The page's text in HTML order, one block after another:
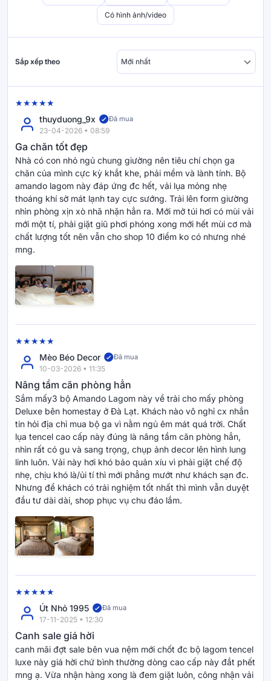
Có hình ảnh/video
Sắp xếp theo
thuyduong_9x Đã mua
23-04-2026 • 08:59
Ga chăn tốt đẹp
Nhà có con nhỏ ngủ chung giường nên tiêu chí chọn ga
chăn của mình cực kỳ khắt khe, phải mềm và lành tính. Bộ
amando lagom này đáp ứng đc hết, vải lụa mỏng nhẹ
thoáng khí sờ mát lạnh tay cực sướng. Trải lên form giường
nhìn phòng xịn xò nhã nhặn hẳn ra. Mới mở túi hơi có mùi vải
mới một tí, phải giặt giũ phơi phóng xong mới hết mùi cơ mà
chất lượng tốt nên vẫn cho shop 10 điểm ko có nhưng nhé
mng.
Mèo Béo Decor Đã mua
10-03-2026 • 11:35
Nâng tầm căn phòng hẳn
Sắm mấy3 bộ Amando Lagom này về trải cho mấy phòng
Deluxe bên homestay ở Đà Lạt. Khách nào vô nghỉ cx nhắn
tin hỏi địa chỉ mua bộ ga vì nằm ngủ êm mát quá trời. Chất
lụa tencel cao cấp này đúng là nâng tầm căn phòng hẳn,
nhìn rất có gu và sang trọng, chụp ảnh decor lên hình lung
linh luôn. Vải này hơi khó bảo quản xíu vì phải giặt chế độ
nhẹ, chịu khó là/ủi tí thì mới phẳng mướt như khách sạn đc.
Nhưng để khách có trải nghiệm tốt nhất thì mình vẫn duyệt
đầu tư dài dài, shop phục vụ chu đáo lắm.
Út Nhỏ 1995 Đã mua
17-11-2025 • 12:30
Canh sale giá hời
canh mãi đợt sale bên vua nệm mới chốt đc bộ lagom tencel
luxe này giá hời chứ bình thường dòng cao cấp này đắt phết
mng ạ. Vừa nhận hàng xong là đem giặt luôn, công nhận vải